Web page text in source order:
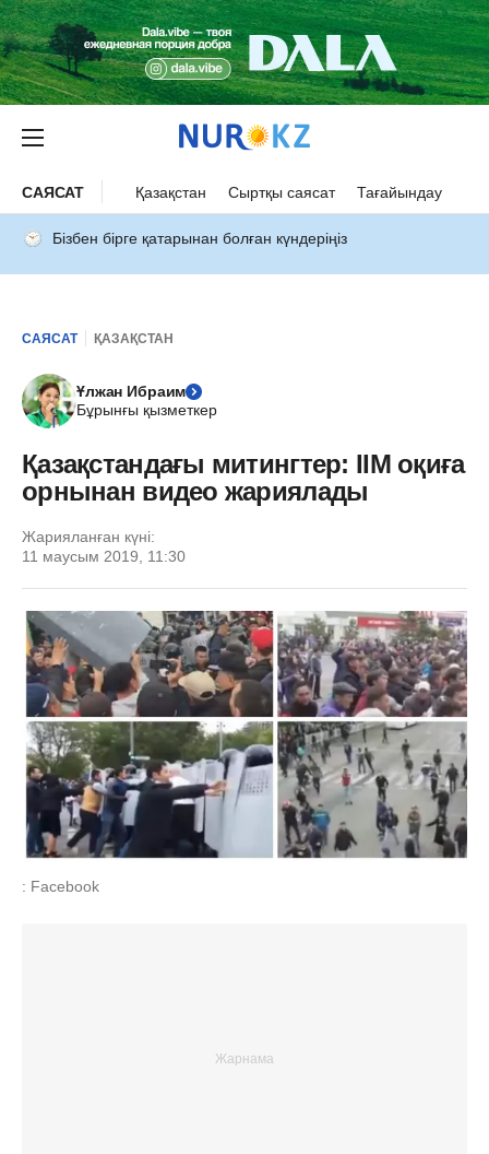
САЯСАТ Қазақстан Сыртқы саясат Тағайындау
Бізбен бірге қатарынан болған күндеріңіз
САЯСАТ ҚАЗАҚСТАН
Ұлжан Ибраим
Бұрынғы қызметкер
Қазақстандағы митингтер: ІІМ оқиға
орнынан видео жариялады
Жарияланған күні:
11 маусым 2019, 11:30
: Facebook